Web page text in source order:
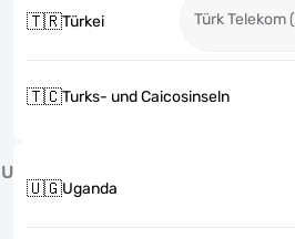
🇹🇷Türkei Türk Telekom
🇹🇨Turks- und Caicosinseln
U
🇺🇬Uganda